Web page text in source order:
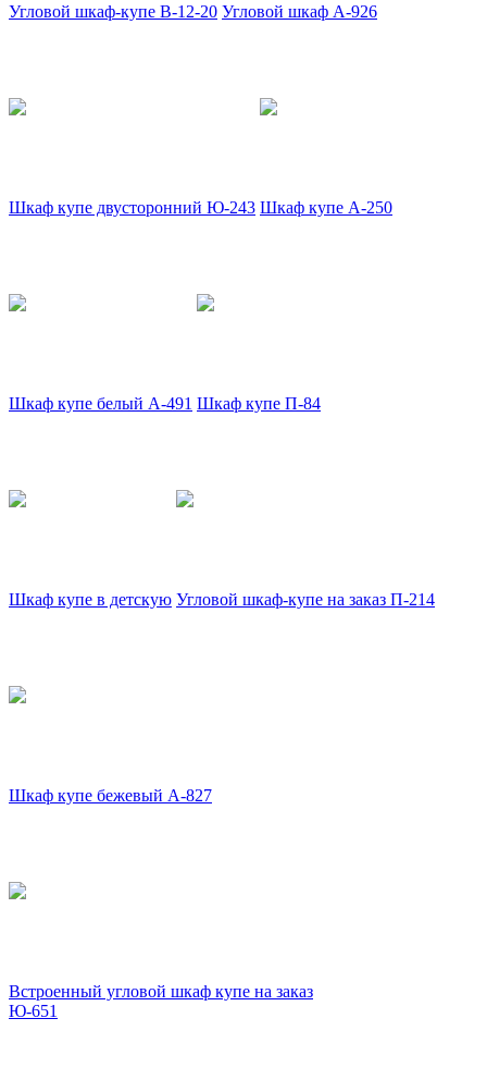
Угловой шкаф-купе В-12-20 Угловой шкаф А-926
Шкаф купе двусторонний Ю-243 Шкаф купе А-250
Шкаф купе белый А-491 Шкаф купе П-84
Шкаф купе в детскую Угловой шкаф-купе на заказ П-214
Шкаф купе бежевый А-827
Встроенный угловой шкаф купе на заказ
Ю-651